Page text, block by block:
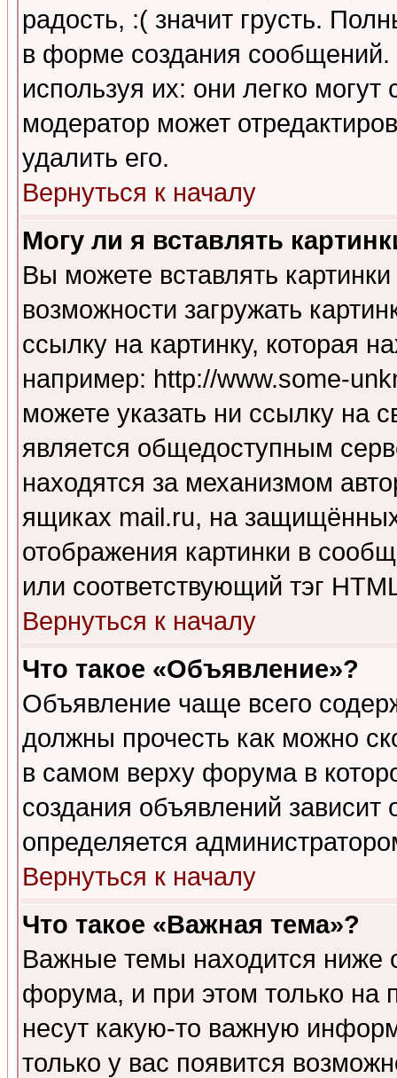
радость, :( значит грусть.
в форме создания сообщений.
используя их: они легко
модератор может
удалить его.
Вернуться к началу
Могу ли я вставлять
Вы можете вставлять
возможности загружать
ссылку на картинку, которая
например: http://www.some-
можете указать ни ссылку на
является общедоступным
находятся за механизмом
ящиках mail.ru, на
отображения картинки в
или соответствующий тэг
Вернуться к началу
Что такое «Объявление»?
Объявление чаще всего
должны прочесть как можно
в самом верху форума в
создания объявлений зависит
определяется
Вернуться к началу
Что такое «Важная тема»?
Важные темы находится ниже
форума, и при этом только на
несут какую-то важную
только у вас появится